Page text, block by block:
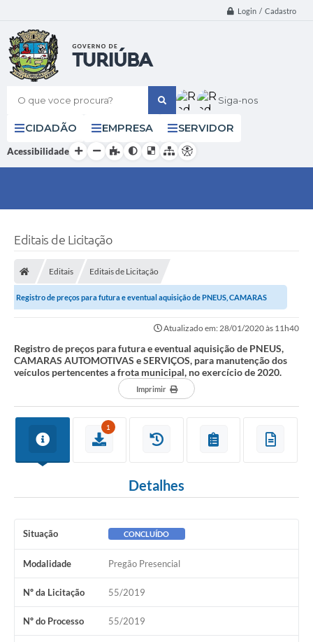
Login / Cadastro
O que voce procura? Siga-nos
CIDADÃO EMPRESA SERVIDOR
Acessibilidade
Editais de Licitação
Editais Editais de Licitação
Registro de preços para futura e eventual aquisição de PNEUS, CAMARAS
AUTOMOTIVAS e SERVIÇOS, para manutenção...
Atualizado em: 28/01/2020 às 11h40
Registro de preços para futura e eventual aquisição de PNEUS,
CAMARAS AUTOMOTIVAS e SERVIÇOS, para manutenção dos
veículos pertencentes a frota municipal, no exercício de 2020.
Imprimir
1
Detalhes
Situação CONCLUÍDO
Modalidade Pregão Presencial
Nº da Licitação 55/2019
Nº do Processo 55/2019